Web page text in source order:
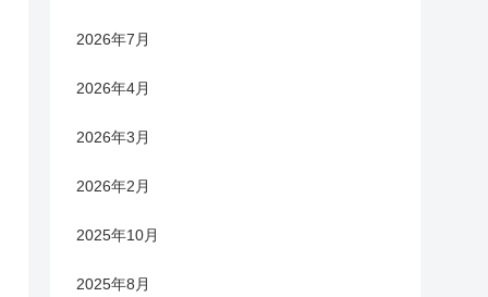
2026年7月
2026年4月
2026年3月
2026年2月
2025年10月
2025年8月